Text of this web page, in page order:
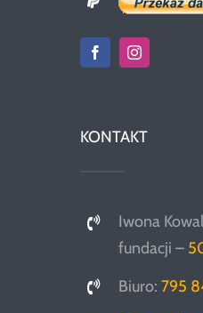
KONTAKT
Iwona
fundacji –
Biuro:795